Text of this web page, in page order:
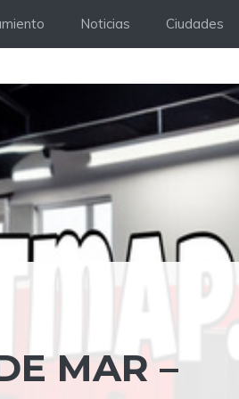
Noticias Ciudades
MAR –